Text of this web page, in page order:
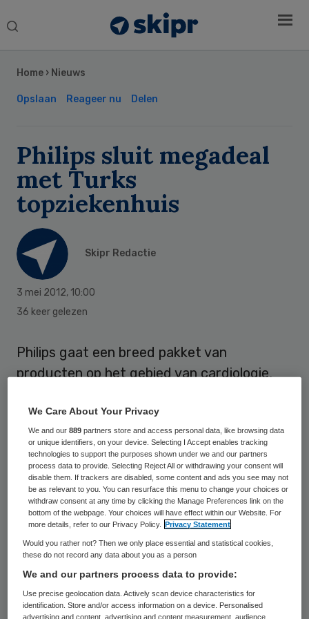
Search
Home › Nieuws
Opslaan Reageer nu Delen
Philips sluit megadeal
met Turks
topziekenhuis
Skipr Redactie
3 mei 2012, 10:00
36 keer gelezen
Philips gaat een breed pakket van
producten op het gebied van cardiologie,
nieuwe academisch ziekenhuis Medipol in
Istanbul. Ook zal Philips het ziekenhuis van
verlichting voorzien. Met de deal is circa 13
miljoen euro gemoeid, waarmee het de
grootste overeenkomst is op de Turkse
ziekenhuismarkt.
Het nieuweMedipol-ziekenhuis
vijfhonderd bedden. De overeenkomst met
Philips bewijst volgens CEO Fahrettin Koca
dat het ziekenhuis zich “honderd procent
Sidebar
We Care About Your Privacy
We and our889 partners store and access personal data, like browsing data
or unique identifiers, on your device. Selecting I Accept enables tracking
technologies to support the purposes shown under we and our partners
process data to provide. Selecting Reject All or withdrawing your consent will
disable them. If trackers are disabled, some content and ads you see may not
be as relevant to you. You can resurface this menu to change your choices or
withdraw consent at any time by clicking the Manage Preferences link on the
bottom of the webpage. Your choices will have effect within our Website. For
more details, refer to our Privacy Policy.
Privacy Statement
Would you rather not? Then we only place essential and statistical cookies,
these do not record any data about you as a person
We and our partners process data to provide:
Use precise geolocation data. Actively scan device characteristics for
identification. Store and/or access information on a device. Personalised
advertising and content, advertising and content measurement, audience